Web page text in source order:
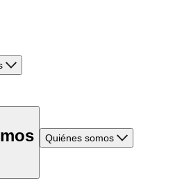
Quiénes somos